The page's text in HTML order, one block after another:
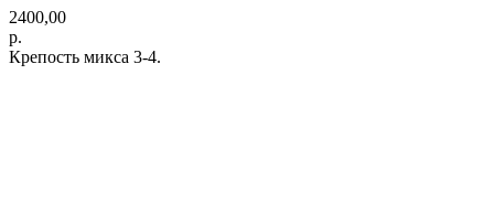
2400,00
р.
Крепость микса 3-4.